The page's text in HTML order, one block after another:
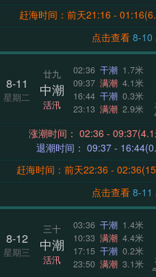
赶海时间：前天21:16 -
点击查看
8-11
星期二
廿九
中潮
活汛
02:36 干潮 1.7米
09:37 满潮 4.1米
16:44 干潮 0.3米
23:13 满潮 2.9米
涨潮时间： 02:36 -
退潮时间： 09:37 -
赶海时间：前天22:36 -
点击查看
8-12
星期三
三十
中潮
活汛
03:36 干潮 1.4米
10:33 满潮 4.4米
17:15 干潮 0.2米
23:50 满潮 3.1米